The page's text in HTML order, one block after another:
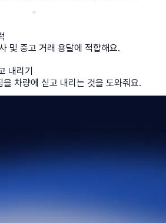
및 중고 거래 용달에 적합해요.
내리기
을 차량에 싣고 내리는 것을 도와줘요.